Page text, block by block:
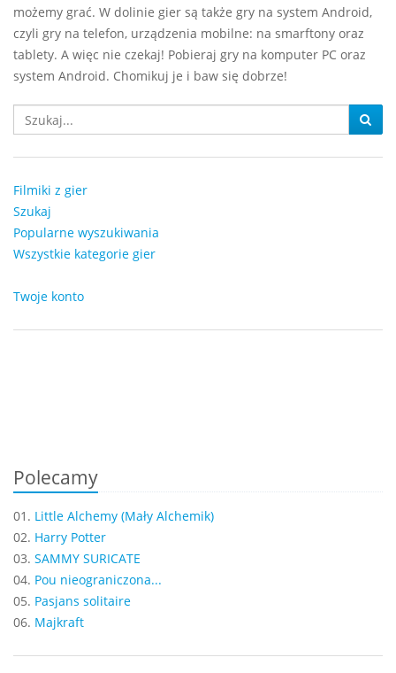
możemy grać. W dolinie gier są także gry na system Android,
czyli gry na telefon, urządzenia mobilne: na smarftony oraz
tablety. A więc nie czekaj! Pobieraj gry na komputer PC oraz
system Android. Chomikuj je i baw się dobrze!
Filmiki z gier
Szukaj
Popularne wyszukiwania
Wszystkie kategorie gier
Twoje konto
Polecamy
01. Little Alchemy (Mały Alchemik)
02. Harry Potter
03. SAMMY SURICATE
04. Pou nieograniczona...
05. Pasjans solitaire
06. Majkraft